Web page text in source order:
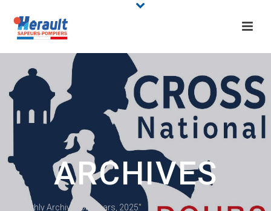
ARCHIVES
Monthly Archive for: "mars, 2025"